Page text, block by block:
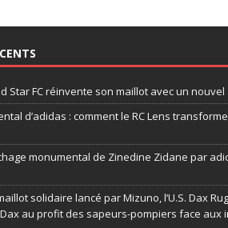
Star FC réinvente son maillot avec un
d’adidas : comment le RC Lens
monumental de Zinedine Zidane par
solidaire lancé par Mizuno, l’U.S. Dax
au profit des sapeurs-pompiers face aux